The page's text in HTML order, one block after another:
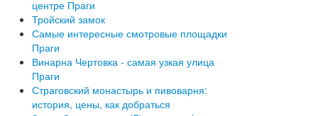
центре Праги
Тройский замок
Самые интересные смотровые площадки
Праги
Винарна Чертовка - самая узкая улица
Праги
Страговский монастырь и пивоварня:
история, цены, как добраться